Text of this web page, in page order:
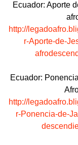
Ecuador: Aporte
http://
r-Aporte-de-
Ecuador:
http://
r-Ponencia-de-